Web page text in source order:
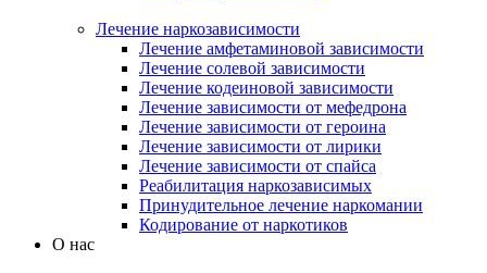
Лечение наркозависимости
Лечение амфетаминовой зависимости
Лечение солевой зависимости
Лечение кодеиновой зависимости
Лечение зависимости от мефедрона
Лечение зависимости от героина
Лечение зависимости от лирики
Лечение зависимости от спайса
Реабилитация наркозависимых
Принудительное лечение наркомании
Кодирование от наркотиков
О нас